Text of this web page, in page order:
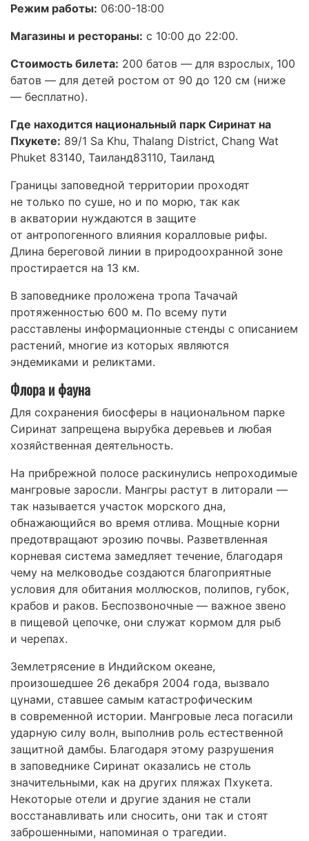
Режим работы: 06:00-18:00
Магазины и рестораны: с 10:00 до 22:00.
Стоимость билета: 200 батов — для взрослых, 100
батов — для детей ростом от 90 до 120 см (ниже
— бесплатно).
Где находится национальный парк Сиринат на
Пхукете: 89/1 Sa Khu, Thalang District, Chang Wat
Phuket 83140, Таиланд83110, Таиланд
Границы заповедной территории проходят
не только по суше, но и по морю, так как
в акватории нуждаются в защите
от антропогенного влияния коралловые рифы.
Длина береговой линии в природоохранной зоне
простирается на 13 км.
В заповеднике проложена тропа Тачачай
протяженностью 600 м. По всему пути
расставлены информационные стенды с описанием
растений, многие из которых являются
эндемиками и реликтами.
Флора и фауна
Для сохранения биосферы в национальном парке
Сиринат запрещена вырубка деревьев и любая
хозяйственная деятельность.
На прибрежной полосе раскинулись непроходимые
мангровые заросли. Мангры растут в литорали —
так называется участок морского дна,
обнажающийся во время отлива. Мощные корни
предотвращают эрозию почвы. Разветвленная
корневая система замедляет течение, благодаря
чему на мелководье создаются благоприятные
условия для обитания моллюсков, полипов, губок,
крабов и раков. Беспозвоночные — важное звено
в пищевой цепочке, они служат кормом для рыб
и черепах.
Землетрясение в Индийском океане,
произошедшее 26 декабря 2004 года, вызвало
цунами, ставшее самым катастрофическим
в современной истории. Мангровые леса погасили
ударную силу волн, выполнив роль естественной
защитной дамбы. Благодаря этому разрушения
в заповеднике Сиринат оказались не столь
значительными, как на других пляжах Пхукета.
Некоторые отели и другие здания не стали
восстанавливать или сносить, они так и стоят
заброшенными, напоминая о трагедии.